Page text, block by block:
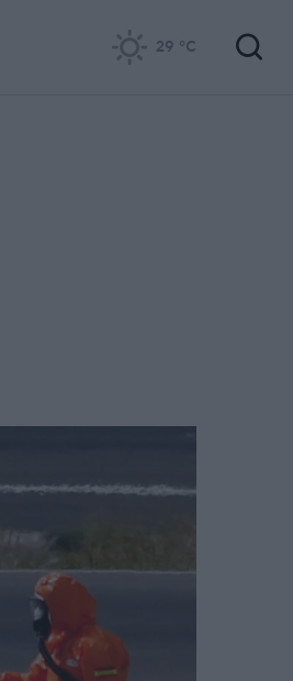
29 °C